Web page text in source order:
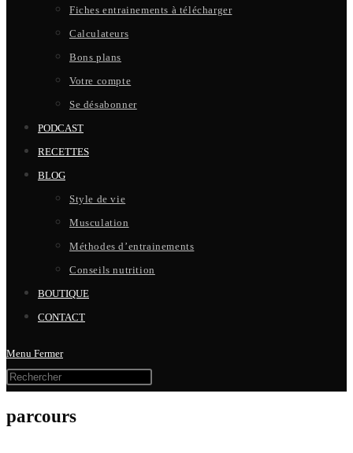
Fiches entrainements à télécharger
Calculateurs
Bons plans
Votre compte
Se désabonner
PODCAST
RECETTES
BLOG
Style de vie
Musculation
Méthodes d’entrainements
Conseils nutrition
BOUTIQUE
CONTACT
Menu Fermer
parcours